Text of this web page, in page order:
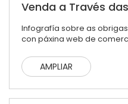
Venda a Través
Infografía sobre as
con páxina web de
AMPLIAR